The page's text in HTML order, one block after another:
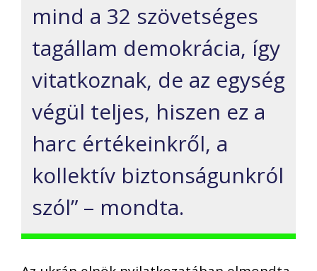
mind a 32 szövetséges
tagállam demokrácia, így
vitatkoznak, de az egység
végül teljes, hiszen ez a
harc értékeinkről, a
kollektív biztonságunkról
szól” – mondta.